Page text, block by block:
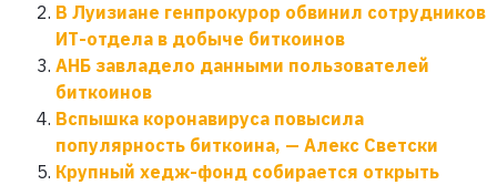
В Луизиане генпрокурор обвинил сотрудников
ИТ-отдела в добыче биткоинов
АНБ завладело данными пользователей
биткоинов
Вспышка коронавируса повысила
популярность биткоина, — Алекс Светски
Крупный хедж-фонд собирается открыть